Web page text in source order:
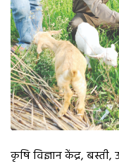
कृषि विज्ञान केंद्र,